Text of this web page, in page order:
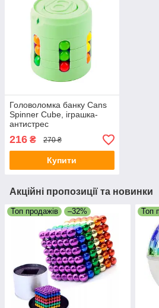
Головоломка банку Cans
Spinner Cube, іграшка-
антистрес
216 ₴ 270 ₴
Купити
Акційні пропозиції та новинки
Топ продажів –32% Топ